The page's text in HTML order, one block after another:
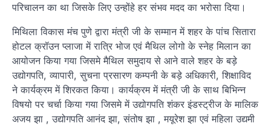
परिचालन का था जिसके लिए उन्होंहे हर संभव मदद का भरोसा दिया।
मिथिला विकास मंच पुणे द्वारा मंत्री जी के सम्मान में शहर के पांच सितारा
होटल क्रॉउन प्लाजा में रात्रि भोज एवं मैथिल लोगो के स्नेह मिलान का
आयोजन किया गया जिसमे मैथिल समुदाय से आने वाले शहर के बड़े
उद्योगपति, व्यापारी, सुचना प्रसारण कम्पनी के बड़े अधिकारी, शिक्षाविद
ने कार्यक्रम में शिरकत किया। कार्यक्रम में मंत्री जी के साथ बिभिन्न
विषयो पर चर्चा किया गया जिसमे में उद्योगपति शंकर इंडस्ट्रीज के मालिक
अजय झा , उद्योगपति आनंद झा, संतोष झा , मयूरेश झा एवं महिला उद्यमी